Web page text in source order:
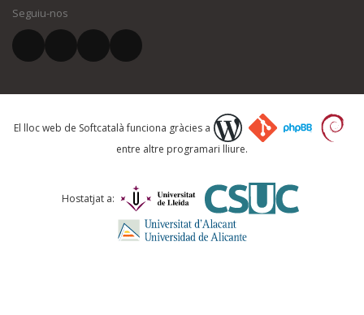
El vostre correu electrònic *
Què proposeu?
Comentari *
Seguiu-nos
El lloc web de Softcatalà funciona gràcies a
entre altre programari lliure.
Hostatjat a: